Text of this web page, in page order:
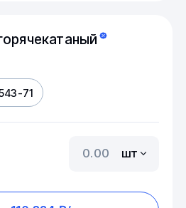
71
шт